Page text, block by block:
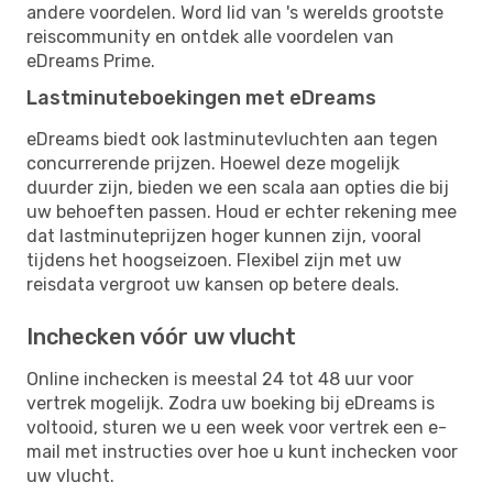
andere voordelen. Word lid van 's werelds grootste
reiscommunity en ontdek alle voordelen van
eDreams Prime.
Lastminuteboekingen met eDreams
eDreams biedt ook lastminutevluchten aan tegen
concurrerende prijzen. Hoewel deze mogelijk
duurder zijn, bieden we een scala aan opties die bij
uw behoeften passen. Houd er echter rekening mee
dat lastminuteprijzen hoger kunnen zijn, vooral
tijdens het hoogseizoen. Flexibel zijn met uw
reisdata vergroot uw kansen op betere deals.
Inchecken vóór uw vlucht
Online inchecken is meestal 24 tot 48 uur voor
vertrek mogelijk. Zodra uw boeking bij eDreams is
voltooid, sturen we u een week voor vertrek een e-
mail met instructies over hoe u kunt inchecken voor
uw vlucht.